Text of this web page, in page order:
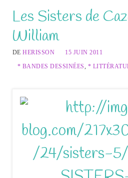
Les Sisters de
William
DEHERISSON
15 JUIN 2011
* BANDES DESSINÉES, *